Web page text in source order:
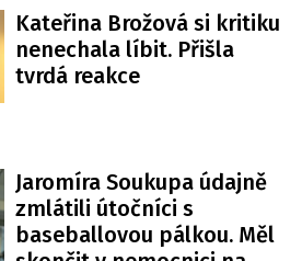
Kateřina Brožová si kritiku
nenechala líbit. Přišla
tvrdá reakce
Jaromíra Soukupa údajně
zmlátili útočníci s
baseballovou pálkou. Měl